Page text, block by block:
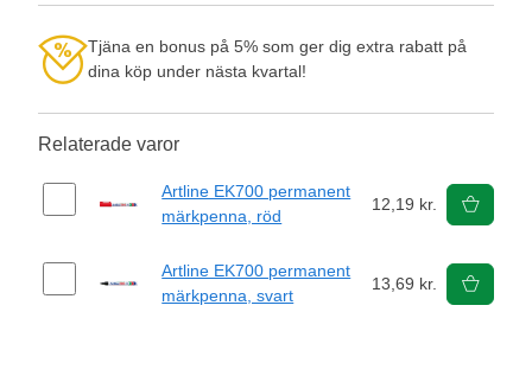
Tjäna en bonus på 5% som ger dig extra rabatt på
dina köp under nästa kvartal!
Relaterade varor
Artline EK700 permanent
märkpenna, röd
12,19 kr.
Artline EK700 permanent
märkpenna, svart
13,69 kr.